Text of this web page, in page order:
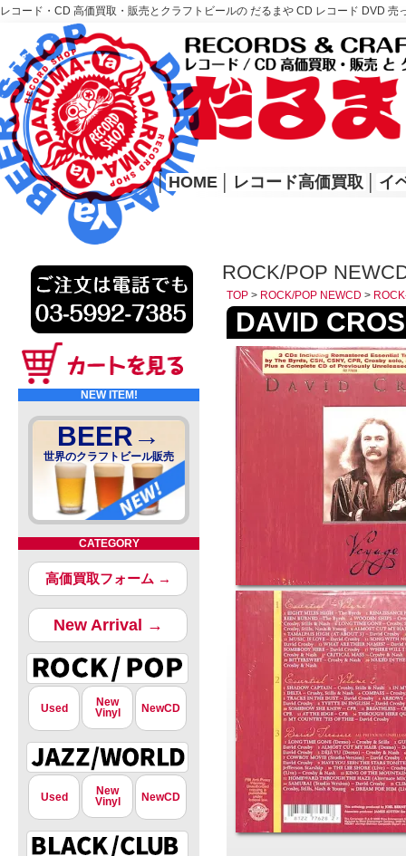
レコード・CD 高価買取・販売とクラフトビールの だるまや CD レコード DVD
レコード高価買取はこちら
HOME
│ HOME レコード高価買取 イ
NEW ITEM!
BEER→
世界のクラフトビール販売
CATEGORY
高価買取フォーム →
New Arrival →
Used
New
Vinyl
NewCD
Used
New
Vinyl
NewCD
ROCK/POP
TOP > ROCK/POP NEWCD >
DAVID